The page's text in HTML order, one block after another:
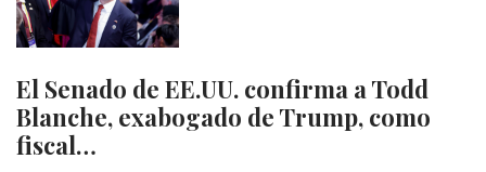
El Senado de EE.UU. confirma a Todd
Blanche, exabogado de Trump, como
fiscal…